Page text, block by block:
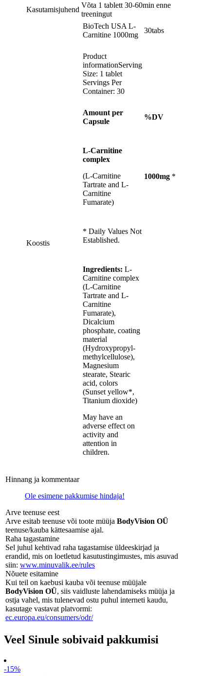
Kasutamisjuhend
Võta 1 tablett 30-60min enne
treeningut
Koostis
BioTech USA L-
Carnitine 1000mg
30tabs
Product
informationServing
Size: 1 tablet
Servings Per
Container: 30
Amount per
Capsule
%DV
L-Carnitine
complex
(L-Carnitine
Tartrate and L-
Carnitine
Fumarate)
1000mg *
* Daily Values Not
Established.
Ingredients: L-
Carnitine complex
(L-Carnitine
Tartrate and L-
Carnitine
Fumarate),
Dicalcium
phosphate, coating
material
(Hydroxypropyl-
methylcellulose),
Magnesium
stearate, Stearic
acid, colors
(Sunset yellow*,
Titanium dioxide)
May have an
adverse effect on
activity and
attention in
children.
Hinnang ja kommentaar
Ole esimene pakkumise hindaja!
Arve teenuse eest
Arve esitab teenuse või toote müüja BodyVision OÜ
teenuse/kauba kättesaamise ajal.
Raha tagastamine
Sel juhul kehtivad raha tagastamise üldeeskirjad ja
erandid, mis on loetletud kasutustingimustes, mis asuvad
siin: www.minuvalik.ee/rules
Nõuete esitamine
Kui teil on kaebusi kauba või teenuse müüjale
BodyVision OÜ, siis vaidluste lahendamiseks müüja ja
ostja vahel, mis tulenevad ostu puhul interneti kaudu,
kasutage vastavat platvormi:
ec.europa.eu/consumers/odr/
Veel Sinule sobivaid pakkumisi
-15%